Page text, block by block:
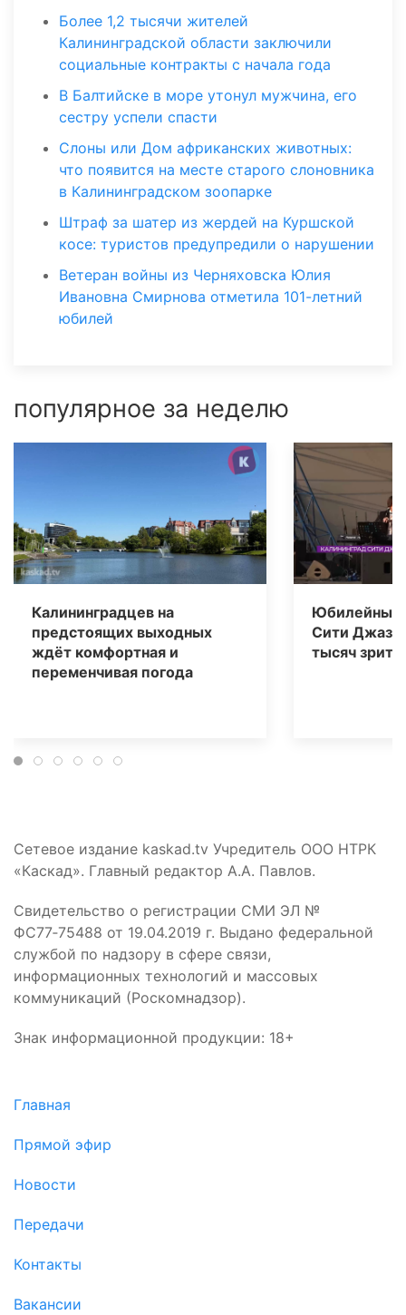
Более 1,2 тысячи жителей
Калининградской области заключили
социальные контракты с начала года
В Балтийске в море утонул мужчина, его
сестру успели спасти
Слоны или Дом африканских животных:
что появится на месте старого слоновника
в Калининградском зоопарке
Штраф за шатер из жердей на Куршской
косе: туристов предупредили о нарушении
Ветеран войны из Черняховска Юлия
Ивановна Смирнова отметила 101-летний
юбилей
популярное за неделю
Калининградцев на
предстоящих выходных
ждёт комфортная и
переменчивая погода
Юбилейный
Сити Джаз»
тысяч
Сетевое издание kaskad.tv Учредитель ООО НТРК
«Каскад». Главный редактор А.А. Павлов.
Свидетельство о регистрации СМИ ЭЛ №
ФС77‑75488 от 19.04.2019 г. Выдано федеральной
службой по надзору в сфере связи,
информационных технологий и массовых
коммуникаций (Роскомнадзор).
Знак информационной продукции: 18+
Главная
Прямой эфир
Новости
Передачи
Контакты
Вакансии